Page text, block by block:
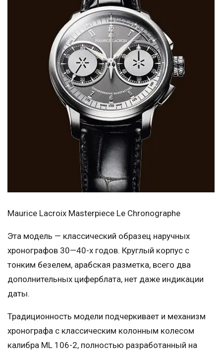
Maurice Lacroix Masterpiece Le Chronographe
Эта модель — классический образец наручных
хронографов 30—40-х годов. Круглый корпус с
тонким безелем, арабская разметка, всего два
дополнительных циферблата, нет даже индикации
даты.
Традиционность модели подчеркивает и механизм
хронографа с классическим колонным колесом
калибра ML 106-2, полностью разработанный на